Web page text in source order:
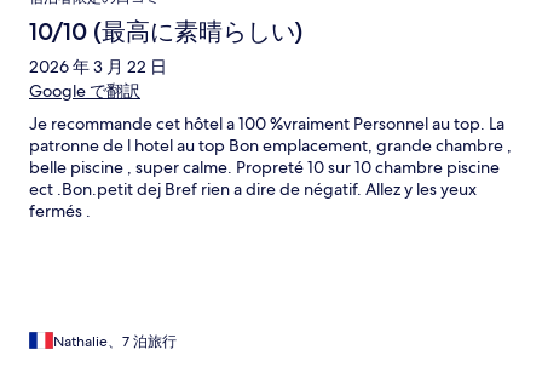
10/10 (最高に素晴らしい)
2026 年 3 月 22 日
Google で翻訳
Je recommande cet hôtel a 100 %vraiment Personnel au top. La
patronne de l hotel au top Bon emplacement, grande chambre ,
belle piscine , super calme. Propreté 10 sur 10 chambre piscine
ect .Bon.petit dej Bref rien a dire de négatif. Allez y les yeux
fermés .
Nathalie、7 泊旅行